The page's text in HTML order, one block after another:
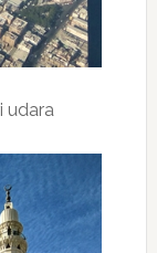
udara